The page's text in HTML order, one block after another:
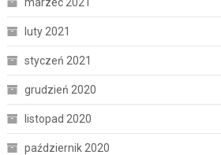
luty 2021
styczeń 2021
grudzień 2020
listopad 2020
październik 2020